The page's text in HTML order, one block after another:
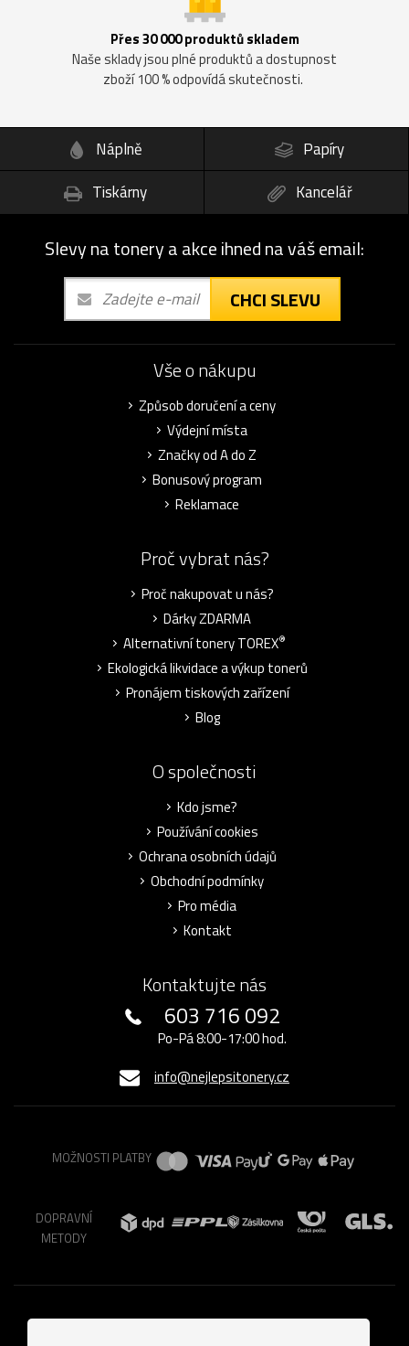
Přes 30 000 produktů skladem
Naše sklady jsou plné produktů a dostupnost
zboží 100 % odpovídá skutečnosti.
Náplně
Papíry
Tiskárny
Kancelář
Slevy na tonery a akce ihned na váš email:
CHCI SLEVU
Vše o nákupu
Způsob doručení a ceny
Výdejní místa
Značky od A do Z
Bonusový program
Reklamace
Proč vybrat nás?
Proč nakupovat u nás?
Dárky ZDARMA
Alternativní tonery TOREX®
Ekologická likvidace a výkup tonerů
Pronájem tiskových zařízení
Blog
O společnosti
Kdo jsme?
Používání cookies
Ochrana osobních údajů
Obchodní podmínky
Pro média
Kontakt
Kontaktujte nás
603 716 092
Po-Pá 8:00-17:00 hod.
info@nejlepsitonery.cz
MOŽNOSTI PLATBY
DOPRAVNÍ
METODY